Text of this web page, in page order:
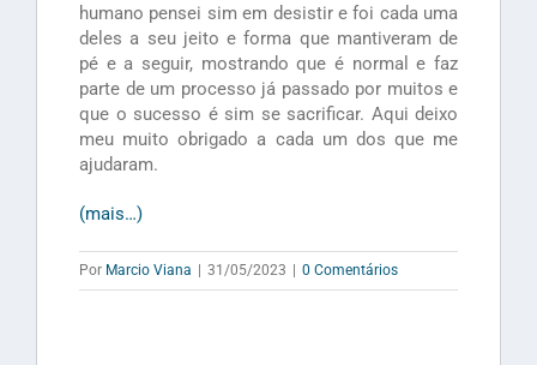
humano pensei sim em desistir e foi cada uma
deles a seu jeito e forma que mantiveram de
pé e a seguir, mostrando que é normal e faz
parte de um processo já passado por muitos e
que o sucesso é sim se sacrificar. Aqui deixo
meu muito obrigado a cada um dos que me
ajudaram.
(mais…)
Por Marcio Viana | 31/05/2023 | 0 Comentários